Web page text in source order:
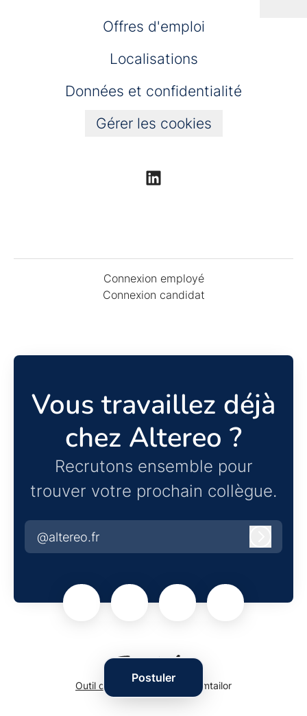
Postuler
Offres d'emploi
Localisations
Données et confidentialité
Gérer les cookies
Connexion employé
Connexion candidat
Vous travaillez déjà
chez Altereo ?
Recrutons ensemble pour
trouver votre prochain collègue.
@altereo.fr
Outil de recrutementde Teamtailor